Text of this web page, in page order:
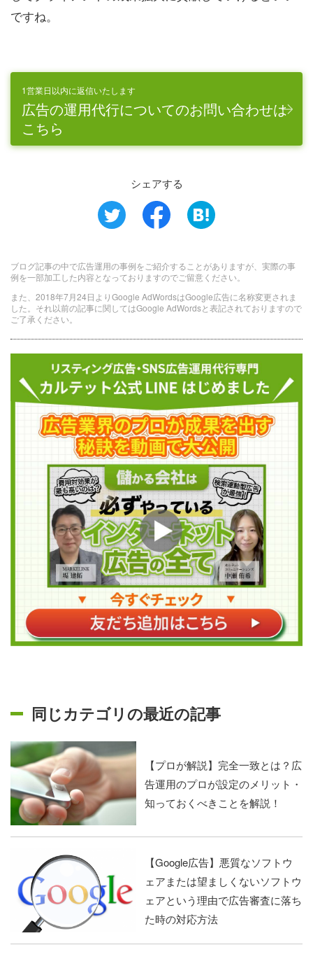
ですね。
1営業日以内に返信いたします
広告の運用代行についてのお問い合わせは
こちら
シェアする
ブログ記事の中で広告運用の事例をご紹介することがありますが、実際の事
例を一部加工した内容となっておりますのでご留意ください。
また、2018年7月24日よりGoogle AdWordsはGoogle広告に名称変更されま
した。それ以前の記事に関してはGoogle AdWordsと表記されておりますので
ご了承ください。
同じカテゴリの最近の記事
【プロが解説】完全一致とは？広
告運用のプロが設定のメリット・
知っておくべきことを解説！
【Google広告】悪質なソフトウ
ェアまたは望ましくないソフトウ
ェアという理由で広告審査に落ち
た時の対応方法